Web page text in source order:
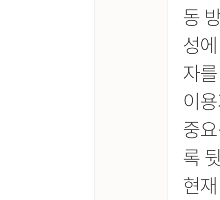
동
성
자
이
중
록
현